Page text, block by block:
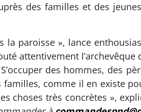
des familles et des
la paroisse », lance
attentivement
des hommes, des
comme il en existe
choses très concrètes »,